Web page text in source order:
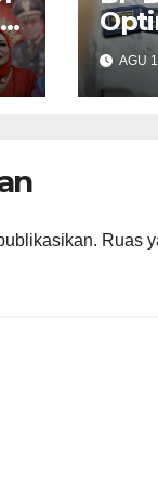
AGU
Ruas